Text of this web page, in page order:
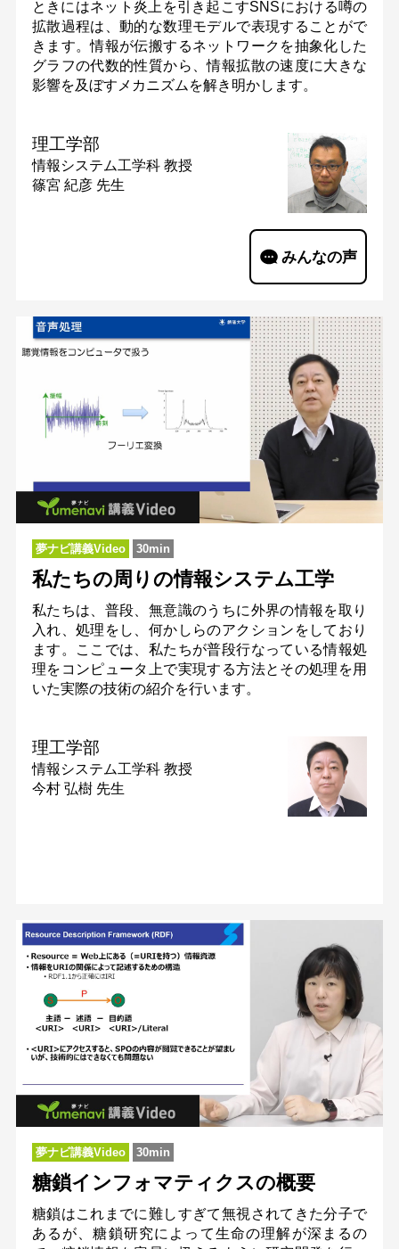
ときにはネット炎上を引き起こすSNSにおける噂の
拡散過程は、動的な数理モデルで表現することがで
きます。情報が伝搬するネットワークを抽象化した
グラフの代数的性質から、情報拡散の速度に大きな
影響を及ぼすメカニズムを解き明かします。
理工学部
情報システム工学科 教授
篠宮 紀彦 先生
みんなの声
夢ナビ講義Video 30min
私たちの周りの情報システム工学
私たちは、普段、無意識のうちに外界の情報を取り
入れ、処理をし、何かしらのアクションをしており
ます。ここでは、私たちが普段行なっている情報処
理をコンピュータ上で実現する方法とその処理を用
いた実際の技術の紹介を行います。
理工学部
情報システム工学科 教授
今村 弘樹 先生
夢ナビ講義Video 30min
糖鎖インフォマティクスの概要
糖鎖はこれまでに難しすぎて無視されてきた分子で
あるが、糖鎖研究によって生命の理解が深まるの